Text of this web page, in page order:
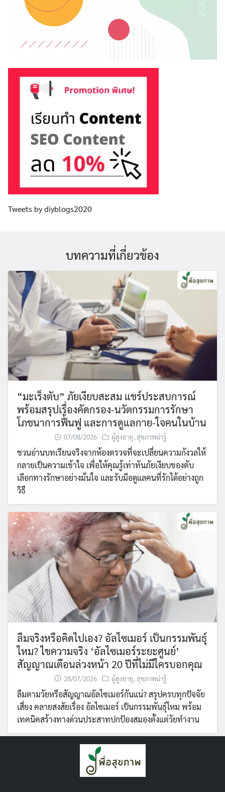
Tweets by diyblogs2020
บทความที่เกี่ยวข้อง
“มะเร็งตับ” ภัยเงียบสะสม แชร์ประสบการณ์
พร้อมสรุปเรื่องคัดกรอง-นวัตกรรมการรักษา
โภชนาการฟื้นฟู และการดูแลกาย-ใจคนในบ้าน
07/08/2026 ผู้สูงอายุ,สุขภาพน่ารู้
ชวนอ่านบทเรียนจริงจากห้องตรวจที่จะเปลี่ยนความกังวลให้
กลายเป็นความเข้าใจ เพื่อให้คุณรู้เท่าทันภัยเงียบของตับ
เลือกทางรักษาอย่างมั่นใจ และรับมือดูแลคนที่รักได้อย่างถูก
วิธี
ลืมจริงหรือคิดไปเอง? อัลไซเมอร์ เป็นกรรมพันธุ์
ไหม? ไขความจริง ‘อัลไซเมอร์ระยะศูนย์’
สัญญาณเตือนล่วงหน้า 20 ปีที่ไม่มีใครบอกคุณ
28/07/2026 ผู้สูงอายุ,สุขภาพน่ารู้
ลืมตามวัยหรือสัญญาณอัลไซเมอร์กันแน่? สรุปครบทุกปัจจัย
เสี่ยง คลายสงสัยเรื่อง อัลไซเมอร์ เป็นกรรมพันธุ์ไหม พร้อม
เทคนิคสร้างทางด่วนประสาทปกป้องสมองตั้งแต่วัยทำงาน